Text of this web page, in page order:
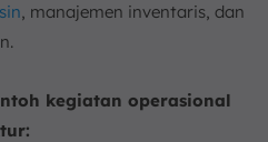
, manajemen inventaris, dan
kegiatan operasional